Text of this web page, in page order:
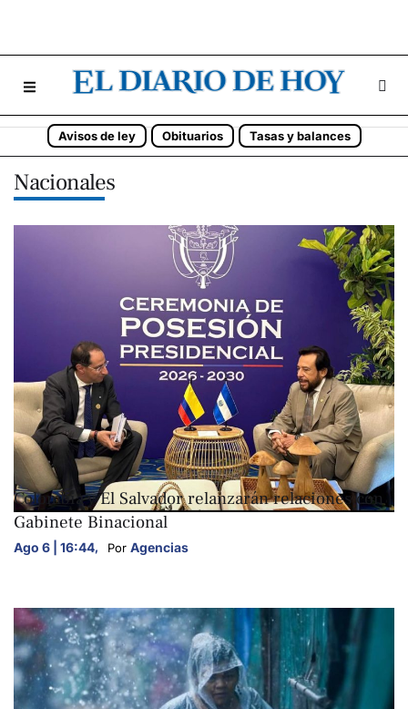
Avisos de ley Obituarios Tasas y balances
Nacionales
NACIONALES
Colombia y El Salvador relanzarán relaciones con
Gabinete Binacional
Ago 6 | 16:44, Por Agencias